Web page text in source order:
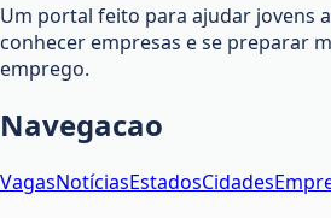
Um portal feito para ajudar jovens
conhecer empresas e se preparar
emprego.
Navegacao
VagasNotíciasEstadosCidades